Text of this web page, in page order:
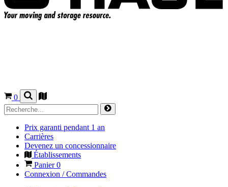
0
Prix garanti pendant 1 an
Carrières
Devenez un concessionnaire
Établissements
Panier0
Connexion / Commandes